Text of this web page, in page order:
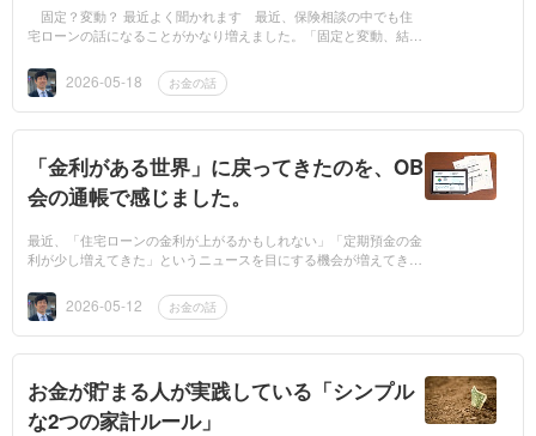
固定？変動？ 最近よく聞かれます 最近、保険相談の中でも住
宅ローンの話になることがかなり増えました。「固定と変動、結局
す。そんな中、...
2026-05-18 お金の話
「金利がある世界」に戻ってきたのを、OB
会の通帳で感じました。
最近、「住宅ローンの金利が上がるかもしれない」「定期預金の金
利が少し増えてきた」というニュースを目にする機会が増えてきま
が、少しずつ「金...
2026-05-12 お金の話
お金が貯まる人が実践している「シンプル
な2つの家計ルール」